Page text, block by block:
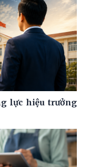
lực hiệu trưởng